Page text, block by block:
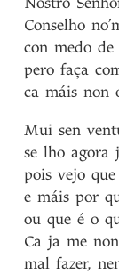
Conselho
con medo de
pero faça
ca máis non
Mui sen
se lho agora
pois vejo que
e máis por
ou que é o
Ca ja me non
mal fazer,